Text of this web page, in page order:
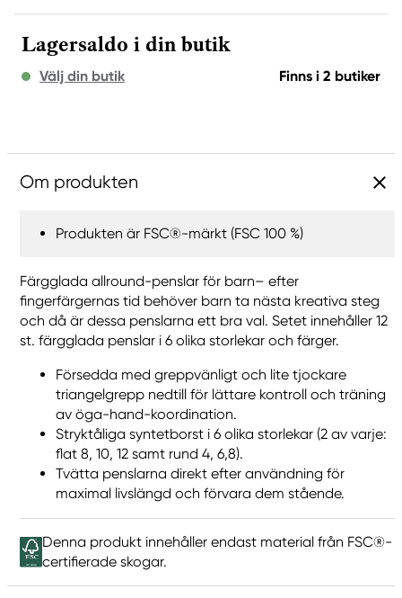
Lagersaldo i din butik
Välj din butik Finns i 2 butiker
Om produkten
Produkten är FSC®-märkt (FSC 100 %)
Färgglada allround-penslar för barn– efter
fingerfärgernas tid behöver barn ta nästa kreativa steg
och då är dessa penslarna ett bra val. Setet innehåller 12
st. färgglada penslar i 6 olika storlekar och färger.
Försedda med greppvänligt och lite tjockare
triangelgrepp nedtill för lättare kontroll och träning
av öga-hand-koordination.
Stryktåliga syntetborst i 6 olika storlekar (2 av varje:
flat 8, 10, 12 samt rund 4, 6,8).
Tvätta penslarna direkt efter användning för
maximal livslängd och förvara dem stående.
Denna produkt innehåller endast material från FSC®-
certifierade skogar.